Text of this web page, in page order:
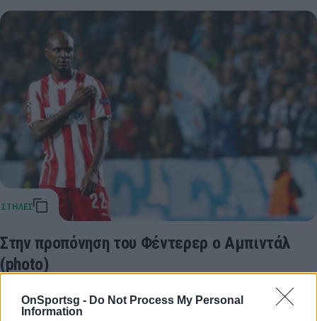
OnSportsg - Do Not Process My Personal
Information
Στην προπόνηση του Φέντερερ ο Αμπιντάλ
(photo)
Αμπιντάλ και δεν έχασε την ευκαιρία να βρεθεί στην